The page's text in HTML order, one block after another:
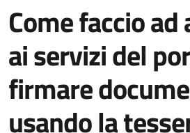
Come faccio ad
ai servizi del
firmare
usando la